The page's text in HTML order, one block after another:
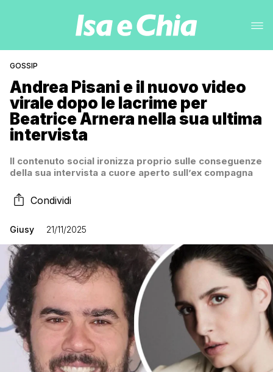
GOSSIP
Andrea Pisani e il nuovo video
virale dopo le lacrime per
Beatrice Arnera nella sua ultima
intervista
Il contenuto social ironizza proprio sulle conseguenze
della sua intervista a cuore aperto sull’ex compagna
Condividi
Giusy 21/11/2025